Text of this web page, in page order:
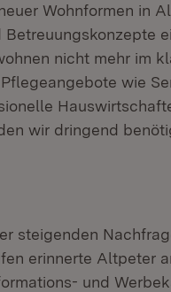
Wohnformen in
nicht mehr im
wie
wir dringend
steigenden
erinnerte Altpeter
und